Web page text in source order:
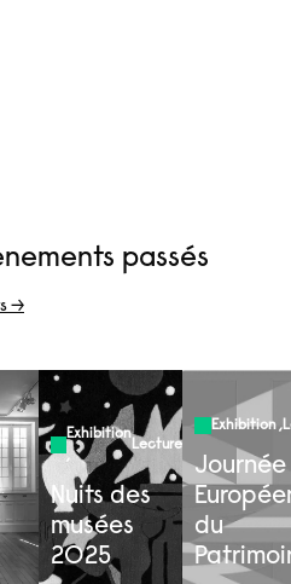
passés
→
Exhibition
,
Lecture
Nuits des
musées
2025
Exhibition,
Journée
du